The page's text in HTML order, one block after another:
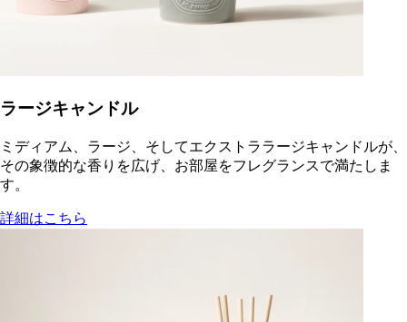
ラージキャンドル
ミディアム、ラージ、そしてエクストララージキャンドルが、
その象徴的な香りを広げ、お部屋をフレグランスで満たしま
す。
詳細はこちら